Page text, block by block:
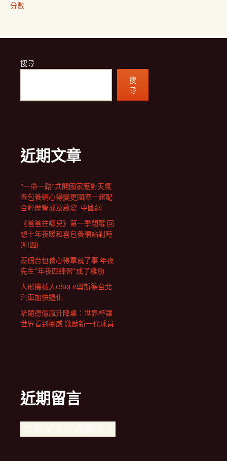
分數
搜尋
搜
尋
近期文章
“一帶一路”共開國家應對天氣
查包養網心得變更國際一起配
合經歷鑒戒及啟發_中國網
《爸爸往哪兒》第一季閉幕 回
想十年夜暖和喜包養網站剎時
(組圖)
蓋個台包養心得章就了事 年夜
先生”年夜四練習”成了雞肋
人形機械人OSDER奧斯德台北
汽車加快退化
哈蘭德億嵐升降桌：世界杯讓
世界看到挪威 激勵新一代球員
近期留言
尚無留言可供顯示。